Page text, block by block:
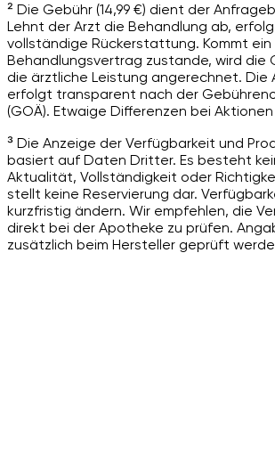
² Die Gebühr (14,99 €) dient der
Lehnt der Arzt die Behandlung ab,
vollständige Rückerstattung. Kommt ein
Behandlungsvertrag zustande, wird die
die ärztliche Leistung angerechnet. Die
erfolgt transparent nach der
(GOÄ). Etwaige Differenzen bei
³ Die Anzeige der Verfügbarkeit und
basiert auf Daten Dritter. Es besteht
Aktualität, Vollständigkeit oder
stellt keine Reservierung dar.
kurzfristig ändern. Wir empfehlen, die
direkt bei der Apotheke zu prüfen.
zusätzlich beim Hersteller geprüft